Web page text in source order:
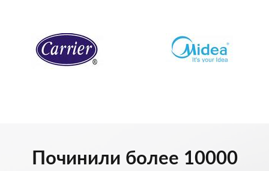
Починили более 10000